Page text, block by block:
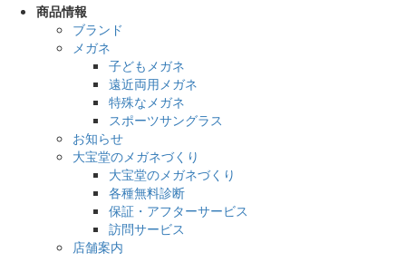
商品情報
ブランド
メガネ
子どもメガネ
遠近両用メガネ
特殊なメガネ
スポーツサングラス
お知らせ
大宝堂のメガネづくり
大宝堂のメガネづくり
各種無料診断
保証・アフターサービス
訪問サービス
店舗案内